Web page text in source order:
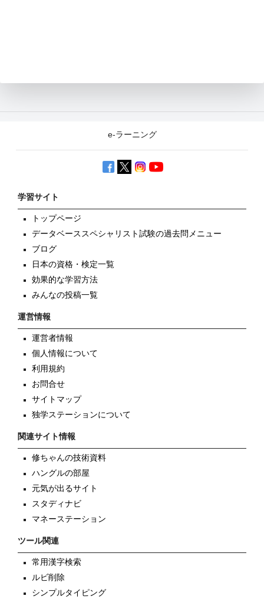
e-ラーニング
学習サイト
トップページ
データベーススペシャリスト試験の過去問メニュー
ブログ
日本の資格・検定一覧
効果的な学習方法
みんなの投稿一覧
運営情報
運営者情報
個人情報について
利用規約
お問合せ
サイトマップ
独学ステーションについて
関連サイト情報
修ちゃんの技術資料
ハングルの部屋
元気が出るサイト
スタディナビ
マネーステーション
ツール関連
常用漢字検索
ルビ削除
シンプルタイピング